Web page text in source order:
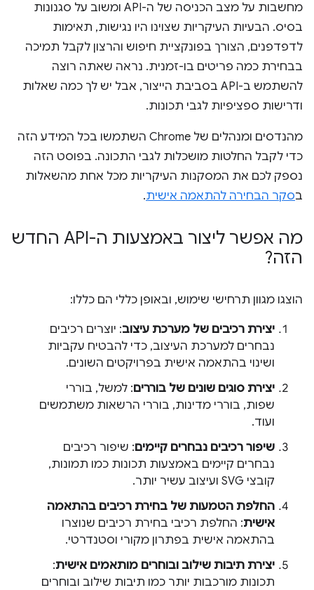
מחשבות על מצב הכניסה של ה-API ומשוב על סגנונות
בסיס. הבעיות העיקריות שצוינו היו נגישות, תאימות
לדפדפנים, הצורך בפונקציית חיפוש והרצון לקבל תמיכה
בבחירת כמה פריטים בו-זמנית. נראה שאתה רוצה
להשתמש ב-API בסביבת הייצור, אבל יש לך כמה שאלות
ודרישות ספציפיות לגבי תכונות.
מהנדסים ומנהלים של Chrome השתמשו בכל המידע הזה
כדי לקבל החלטות מושכלות לגבי התכונה. בפוסט הזה
נספק לכם את המסקנות העיקריות מכל אחת מהשאלות
בסקר הבחירה להתאמה אישית.
מה אפשר ליצור באמצעות ה-API החדש
הזה?
הוצגו מגוון תרחישי שימוש, ובאופן כללי הם כללו:
יצירת רכיבים של מערכת עיצוב: יוצרים רכיבים
נבחרים למערכת העיצוב, כדי להבטיח עקביות
ושינוי בהתאמה אישית בפרויקטים השונים.
יצירת סוגים שונים של בוררים: למשל, בוררי
שפות, בוררי מדינות, בוררי הרשאות משתמשים
ועוד.
שיפור רכיבים נבחרים קיימים: שיפור רכיבים
נבחרים קיימים באמצעות תכונות כמו תמונות,
קובצי SVG ועיצוב עשיר יותר.
החלפת הטמעות של בחירת רכיבים בהתאמה
אישית: החלפת רכיבי בחירת רכיבים שנוצרו
בהתאמה אישית בפתרון מקורי וסטנדרטי.
יצירת תיבות שילוב ובוחרים מותאמים אישית:
תכונות מורכבות יותר כמו תיבות שילוב ובוחרים